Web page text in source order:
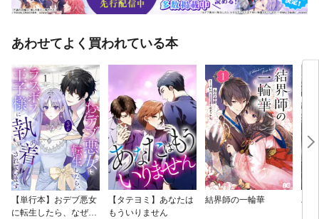
あわせてよく買われている本
【単行本】おデブ悪女
に転生したら、なぜか
【タテヨミ】あなたは
もういりません
結界師の一輪華
バ